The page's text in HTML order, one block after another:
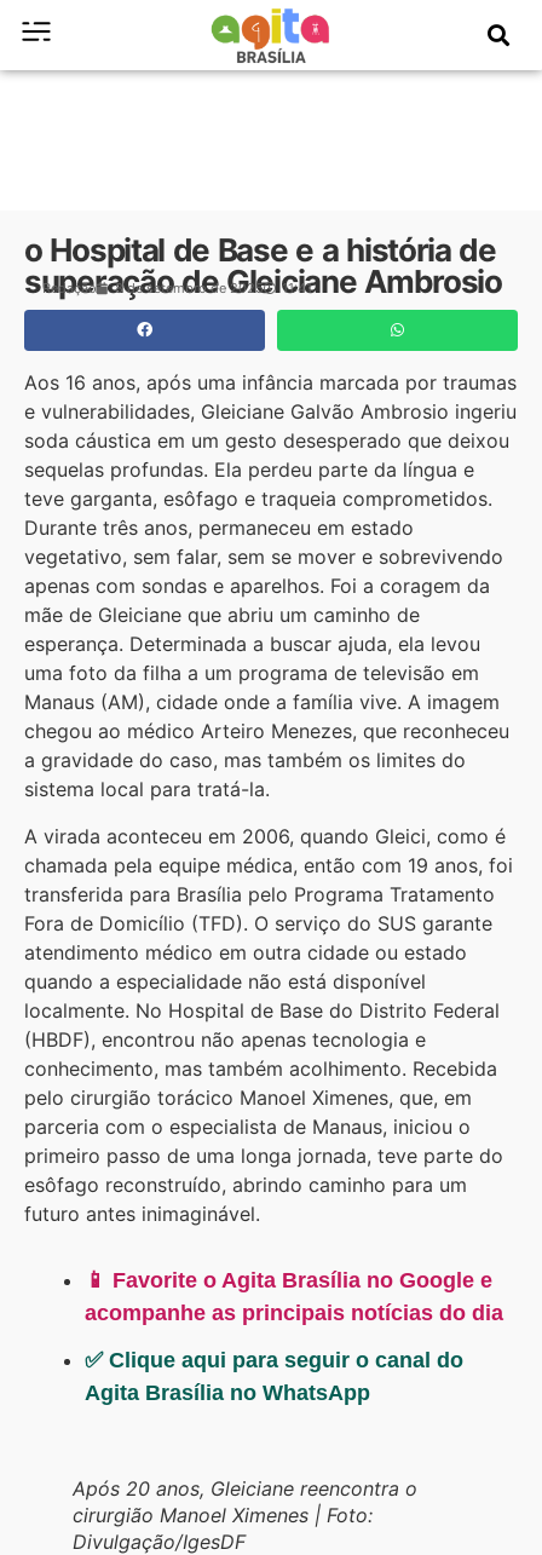
o Hospital de Base e a história de
superação de Gleiciane Ambrosio
Redação 8 de setembro de 2025 11:41
Aos 16 anos, após uma infância marcada por traumas
e vulnerabilidades, Gleiciane Galvão Ambrosio ingeriu
soda cáustica em um gesto desesperado que deixou
sequelas profundas. Ela perdeu parte da língua e
teve garganta, esôfago e traqueia comprometidos.
Durante três anos, permaneceu em estado
vegetativo, sem falar, sem se mover e sobrevivendo
apenas com sondas e aparelhos. Foi a coragem da
mãe de Gleiciane que abriu um caminho de
esperança. Determinada a buscar ajuda, ela levou
uma foto da filha a um programa de televisão em
Manaus (AM), cidade onde a família vive. A imagem
chegou ao médico Arteiro Menezes, que reconheceu
a gravidade do caso, mas também os limites do
sistema local para tratá-la.
A virada aconteceu em 2006, quando Gleici, como é
chamada pela equipe médica, então com 19 anos, foi
transferida para Brasília pelo Programa Tratamento
Fora de Domicílio (TFD). O serviço do SUS garante
atendimento médico em outra cidade ou estado
quando a especialidade não está disponível
localmente. No Hospital de Base do Distrito Federal
(HBDF), encontrou não apenas tecnologia e
conhecimento, mas também acolhimento. Recebida
pelo cirurgião torácico Manoel Ximenes, que, em
parceria com o especialista de Manaus, iniciou o
primeiro passo de uma longa jornada, teve parte do
esôfago reconstruído, abrindo caminho para um
futuro antes inimaginável.
📱 Favorite o Agita Brasília no Google e
acompanhe as principais notícias do dia
✅ Clique aqui para seguir o canal do
Agita Brasília no WhatsApp
Após 20 anos, Gleiciane reencontra o
cirurgião Manoel Ximenes | Foto:
Divulgação/IgesDF